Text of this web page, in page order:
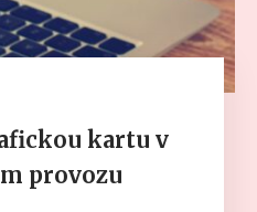
kartu v
provozu